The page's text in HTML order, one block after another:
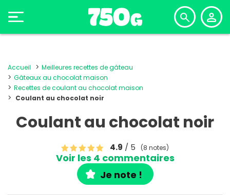
Accueil
Meilleures recettes de gâteau
Gâteaux au chocolat maison
Recettes de coulant au chocolat maison
Coulant au chocolat noir
Coulant au chocolat noir
4.9 / 5 (8 notes)
Voir les 4 commentaires
Je note !